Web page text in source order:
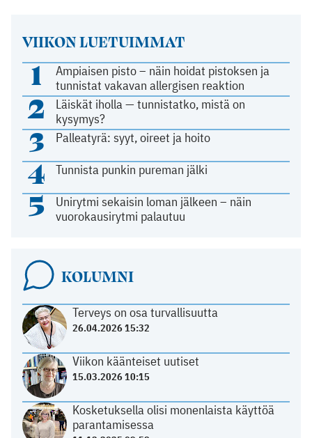
VIIKON LUETUIMMAT
1
Ampiaisen pisto – näin hoidat pistoksen ja
tunnistat vakavan allergisen reaktion
2
Läiskät iholla — tunnistatko, mistä on
kysymys?
3 Palleatyrä: syyt, oireet ja hoito
4 Tunnista punkin pureman jälki
5
Unirytmi sekaisin loman jälkeen – näin
vuorokausirytmi palautuu
KOLUMNI
Terveys on osa turvallisuutta
26.04.2026 15:32
Viikon käänteiset uutiset
15.03.2026 10:15
Kosketuksella olisi monenlaista käyttöä
parantamisessa